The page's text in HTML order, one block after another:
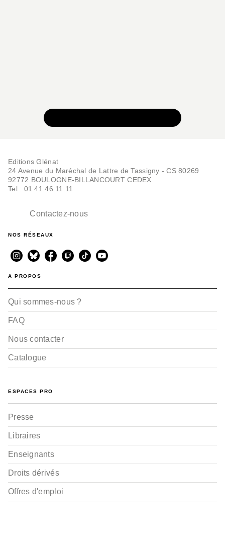
Editions Glénat
24 Avenue du Maréchal de Lattre de Tassigny - CS 80269
92772 BOULOGNE-BILLANCOURT CEDEX
Tel : 01.41.46.11.11
Contactez-nous
NOS RÉSEAUX
A PROPOS
Qui sommes-nous ?
FAQ
Nous contacter
Catalogue
ESPACES PRO
Presse
Libraires
Enseignants
Droits dérivés
Offres d'emploi